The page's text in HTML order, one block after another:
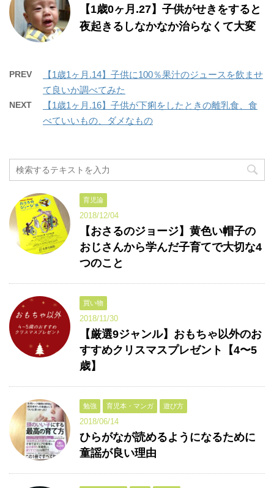
【1歳0ヶ月.27】子供がせきをすると
夜起きるしなかなか治らなくて大変
PREV
【1歳1ヶ月.14】子供に100％果汁のジュースを飲ませ
て良いか調べてみた
NEXT
【1歳1ヶ月.16】子供が下痢をしたときの離乳食、食
べていいもの、ダメなもの
育児論
2018/12/04
【おさるのジョージ】黄色い帽子の
おじさんから学んだ子育てで大切な4
つのこと
買い物
2018/11/30
【厳選9ジャンル】おもちゃ以外のお
すすめクリスマスプレゼント【4〜5
歳】
勉強 育児本・マンガ 遊び方
2018/06/14
ひらがなが読めるようになるために
童謡が良い理由